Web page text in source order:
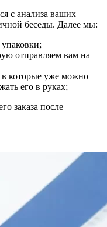
с анализа ваших
беседы. Далее мы:
отправляем вам на
в которые уже можно
его в руках;
заказа после